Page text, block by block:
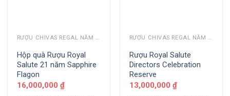
RƯỢU CHIVAS REGAL NĂM CŨ
Hộp quà Rượu Royal
Salute 21 năm Sapphire
Flagon
16,000,000 ₫
RƯỢU CHIVAS REGAL NĂM CŨ
Rượu Royal Salute
Directors Celebration
Reserve
13,000,000 ₫